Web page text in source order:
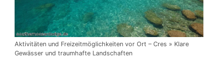
Aktivitäten und Freizeitmöglichkeiten vor Ort – Cres » Klare
Gewässer und traumhafte Landschaften